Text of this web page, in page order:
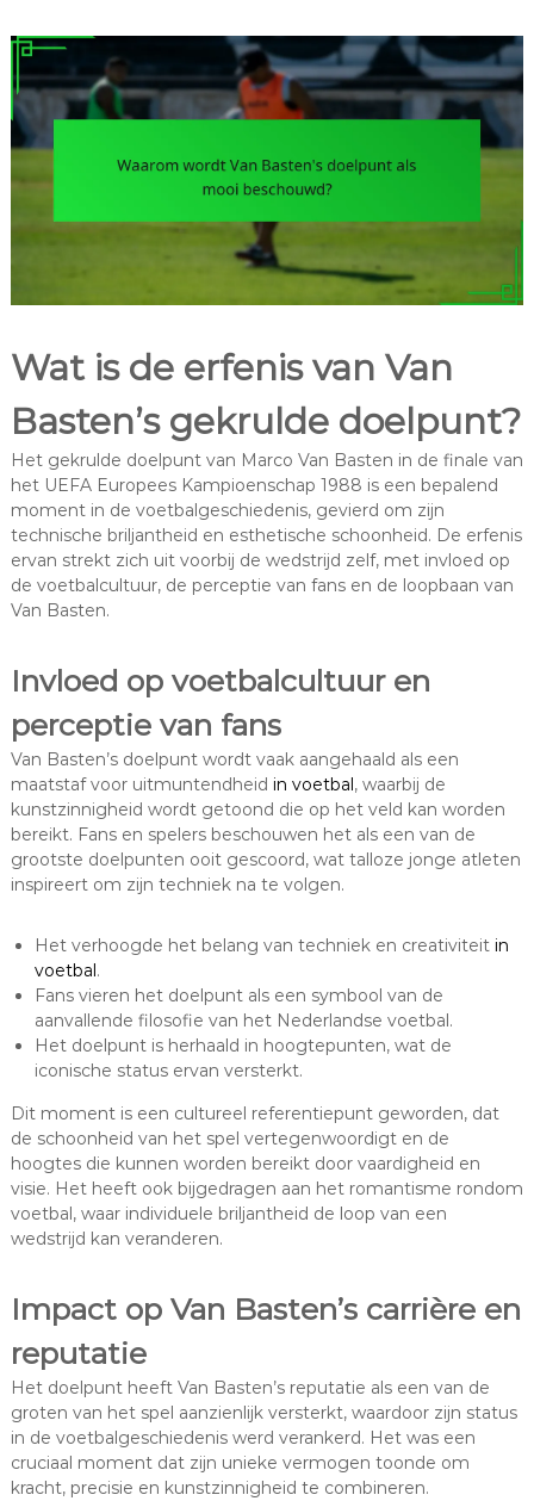
Wat is de erfenis van Van
Basten’s gekrulde doelpunt?
Het gekrulde doelpunt van Marco Van Basten in de finale van
het UEFA Europees Kampioenschap 1988 is een bepalend
moment in de voetbalgeschiedenis, gevierd om zijn
technische briljantheid en esthetische schoonheid. De erfenis
ervan strekt zich uit voorbij de wedstrijd zelf, met invloed op
de voetbalcultuur, de perceptie van fans en de loopbaan van
Van Basten.
Invloed op voetbalcultuur en
perceptie van fans
Van Basten’s doelpunt wordt vaak aangehaald als een
maatstaf voor uitmuntendheid in voetbal, waarbij de
kunstzinnigheid wordt getoond die op het veld kan worden
bereikt. Fans en spelers beschouwen het als een van de
grootste doelpunten ooit gescoord, wat talloze jonge atleten
inspireert om zijn techniek na te volgen.
Het verhoogde het belang van techniek en creativiteit in
voetbal.
Fans vieren het doelpunt als een symbool van de
aanvallende filosofie van het Nederlandse voetbal.
Het doelpunt is herhaald in hoogtepunten, wat de
iconische status ervan versterkt.
Dit moment is een cultureel referentiepunt geworden, dat
de schoonheid van het spel vertegenwoordigt en de
hoogtes die kunnen worden bereikt door vaardigheid en
visie. Het heeft ook bijgedragen aan het romantisme rondom
voetbal, waar individuele briljantheid de loop van een
wedstrijd kan veranderen.
Impact op Van Basten’s carrière en
reputatie
Het doelpunt heeft Van Basten’s reputatie als een van de
groten van het spel aanzienlijk versterkt, waardoor zijn status
in de voetbalgeschiedenis werd verankerd. Het was een
cruciaal moment dat zijn unieke vermogen toonde om
kracht, precisie en kunstzinnigheid te combineren.